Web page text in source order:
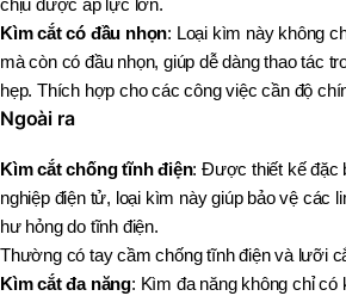
chịu được áp lực lớn.
Kìm cắt có đầu nhọn: Loại kìm này không
mà còn có đầu nhọn, giúp dễ dàng thao tác
hẹp. Thích hợp cho các công việc cần độ
Ngoài ra
Kìm cắt chống tĩnh điện: Được thiết kế đặc
nghiệp điện tử, loại kìm này giúp bảo vệ các
hư hỏng do tĩnh điện.
Thường có tay cầm chống tĩnh điện và lưỡi
Kìm cắt đa năng: Kìm đa năng không chỉ có